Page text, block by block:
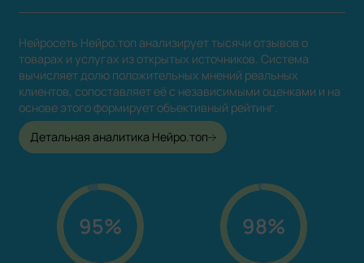
Нейросеть Нейро.топ анализирует тысячи отзывов о
товарах и услугах из открытых источников. Система
вычисляет долю положительных мнений реальных
клиентов, сопоставляет её с независимыми оценками и на
основе этого формирует объективный рейтинг.
Детальная аналитика Нейро.топ
95% 98%